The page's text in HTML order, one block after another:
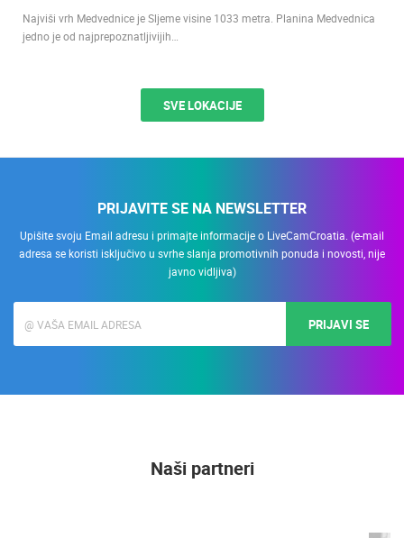
Najviši vrh Medvednice je Sljeme visine 1033 metra. Planina Medvednica
jedno je od najprepoznatljivijih…
SVE LOKACIJE
PRIJAVITE SE NA NEWSLETTER
Upišite svoju Email adresu i primajte informacije o LiveCamCroatia. (e-mail
adresa se koristi isključivo u svrhe slanja promotivnih ponuda i novosti, nije
javno vidljiva)
PRIJAVI SE
Naši partneri